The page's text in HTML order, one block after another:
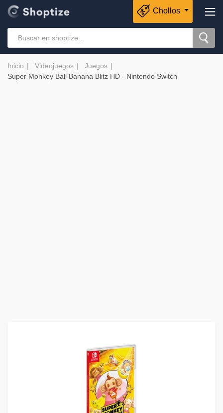
Chollos
Inicio Videojuegos
Juegos
Super Monkey Ball Banana Blitz HD - Nintendo Switch